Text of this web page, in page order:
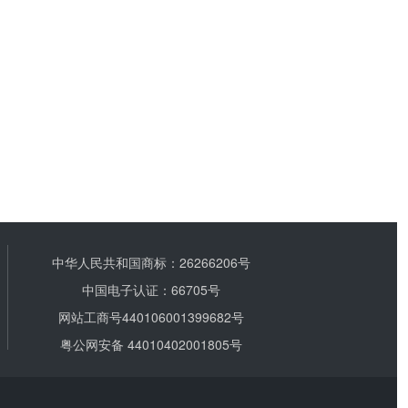
中华人民共和国商标：26266206号
中国电子认证：66705号
网站工商号440106001399682号
粤公网安备 44010402001805号